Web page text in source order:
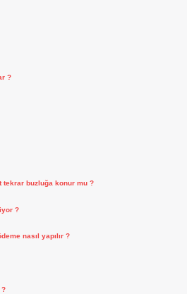
?
tekrar buzluğa konur mu ?
?
nasıl yapılır ?
?